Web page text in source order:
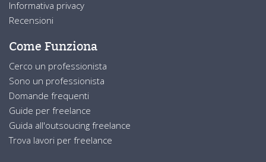
Informativa privacy
Recensioni
Come Funziona
Cerco un professionista
Sono un professionista
Domande frequenti
Guide per freelance
Guida all'outsoucing freelance
Trova lavori per freelance